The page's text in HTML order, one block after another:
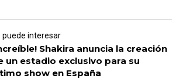
puede interesar
Shakira anuncia la creación
un estadio exclusivo para su
show en España